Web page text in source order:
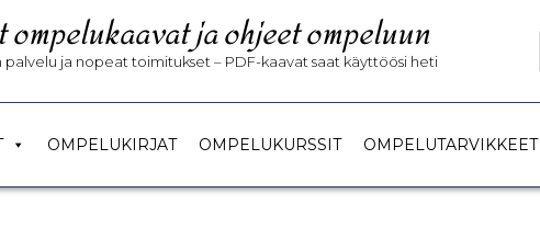
ompelukaavat ja ohjeet ompeluun
ja nopeat toimitukset – PDF-kaavat saat käyttöösi heti
OMPELUKIRJAT OMPELUKURSSIT OMPELUTARVIKKEET